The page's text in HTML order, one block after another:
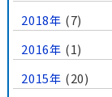
2018年 (7)
2016年 (1)
2015年 (20)